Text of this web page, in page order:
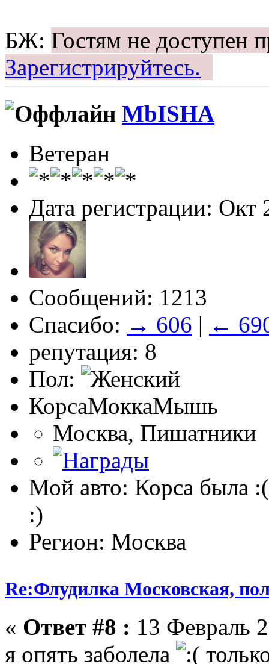
БЖ: Гостям не доступен
Зарегистрируйтесь.
MbISHA
Ветеран
Дата регистрации: Окт
Сообщений: 1213
Спасибо: → 606 | ←
репутация: 8
Пол:
КорсаМоккаМышь
Москва, Пишатники
Мой авто: Корса была
:)
Регион: Москва
Re:Флудилка Московская,
« Ответ #8 : 13 Февраль
я опять заболела